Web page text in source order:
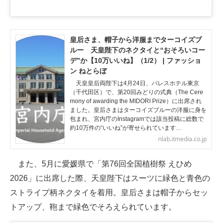
皇后さま、帽子から洋服までターコイズブ
ルー 天皇陛下のネクタイと“おそろいコー
デ”か【10万いいね】（1/2） | ファッショ
ン ねとらぼ
天皇皇后両陛下は4月24日、パレスホテル東京
（千代田区）で、第20回みどりの式典（The Cere
mony of awarding the MIDORI Prize）に出席され
ました。皇后さまはターコイズブルーの洋服に身を
包まれ、宮内庁のInstagramでは該当投稿に総数で
約10万件の“いいね”が寄せられています…
nlab.itmedia.co.jp
また、5月に愛媛県で「第76回全国植樹祭 えひめ
2026」に出席した際、天皇陛下はスーツに緑色と青色の
ストライプ柄ネクタイを着用。皇后さまは帽子からセッ
トアップ、鞄まで緑色でそろえられています。